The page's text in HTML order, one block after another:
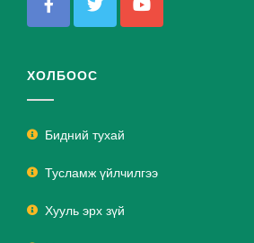
ХОЛБООС
Бидний тухай
Тусламж үйлчилгээ
Хууль эрх зүй